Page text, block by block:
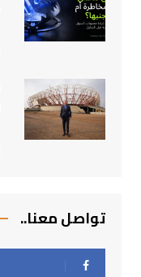
تواصل معنا..